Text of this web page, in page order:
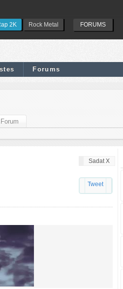
2K Rock Metal FORUMS
Forums
Forum
Sadat X
Tweet